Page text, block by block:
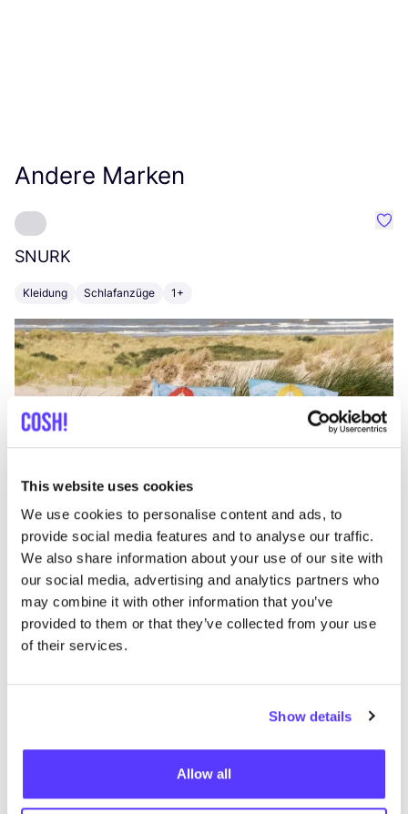
This website uses cookies
We use cookies to personalise content and ads, to
provide social media features and to analyse our traffic.
We also share information about your use of our site with
our social media, advertising and analytics partners who
may combine it with other information that you’ve
provided to them or that they’ve collected from your use
of their services.
Show details
Allow all
Andere Marken
SNURK
Kleidung Schlafanzüge 1+